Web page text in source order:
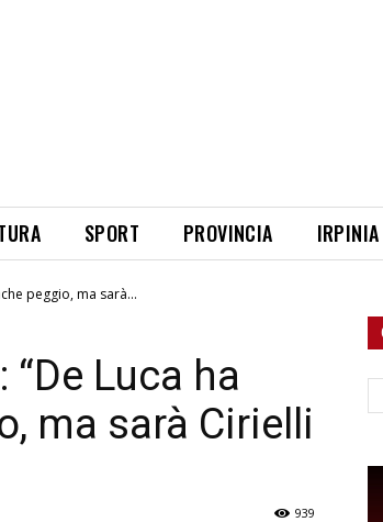
SPORT PROVINCIA IRPINIA
peggio, ma sarà...
Luca ha
ma sarà Cirielli
939